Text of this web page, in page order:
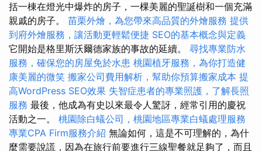
括一棟在燈光中爆炸的房子，一棵美麗的聖誕樹和一個充滿
親戚的房子。 苗栗外燴，為您帶來高品質的外燴服務 提供
到府外燴服務，讓活動更輕鬆便捷 SEO的基本概念與定義
它開始是格里斯沃爾德家族的事故的延續。 尋找專業防水
服務，確保您的房屋免於水患 桃園植牙服務，為你打造健
康美麗的微笑 搬家公司費用解析，幫助你預算搬家成本 提
高WordPress SEO效果 失智症患者的專業照護，了解長照
服務 最後，他成為有史以來最令人驚訝，經常引用的慶祝
活動之一。 桃園除白蟻公司，桃園地區專業白蟻處理服務
專業CPA Firm服務介紹 無論如何，這是不可理解的，為什
麼需要說謊，因為在旅行前要進行三線聖餐就足夠了，而且